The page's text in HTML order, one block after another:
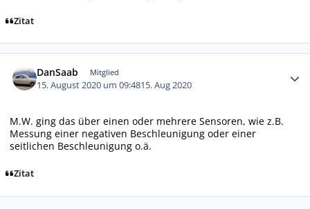
Zitat
DanSaab Mitglied
15. August 2020 um 09:4815. Aug 2020
M.W. ging das über einen oder mehrere Sensoren, wie z.B.
Messung einer negativen Beschleunigung oder einer
seitlichen Beschleunigung o.ä.
Zitat